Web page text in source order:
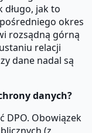
jak to
okres
rozsądną górną
relacji
dane nadal są
danych?
DPO. Obowiązek